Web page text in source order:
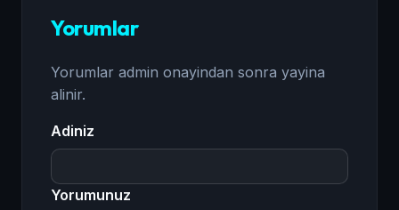
Yorumlar
Yorumlar admin onayindan sonra yayina
alinir.
Adiniz
Yorumunuz